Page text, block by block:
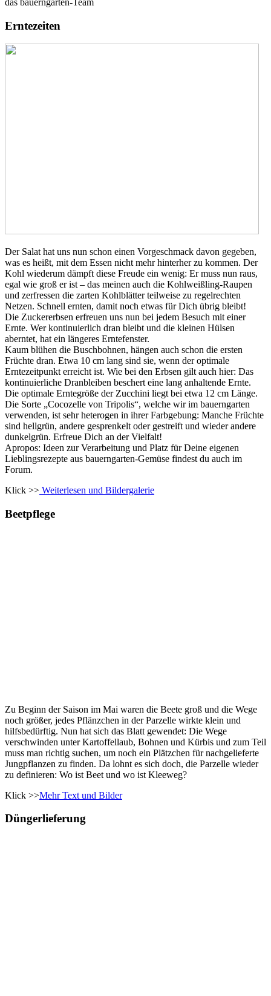
Erntezeiten
Der Salat hat uns nun schon einen Vorgeschmack davon gegeben,
was es heißt, mit dem Essen nicht mehr hinterher zu kommen. Der
Kohl wiederum dämpft diese Freude ein wenig: Er muss nun raus,
egal wie groß er ist – das meinen auch die Kohlweißling-Raupen
und zerfressen die zarten Kohlblätter teilweise zu regelrechten
Netzen. Schnell ernten, damit noch etwas für Dich übrig bleibt!
Die Zuckererbsen erfreuen uns nun bei jedem Besuch mit einer
Ernte. Wer kontinuierlich dran bleibt und die kleinen Hülsen
aberntet, hat ein längeres Erntefenster.
Kaum blühen die Buschbohnen, hängen auch schon die ersten
Früchte dran. Etwa 10 cm lang sind sie, wenn der optimale
Erntezeitpunkt erreicht ist. Wie bei den Erbsen gilt auch hier: Das
kontinuierliche Dranbleiben beschert eine lang anhaltende Ernte.
Die optimale Erntegröße der Zucchini liegt bei etwa 12 cm Länge.
Die Sorte „Cocozelle von Tripolis“, welche wir im bauerngarten
verwenden, ist sehr heterogen in ihrer Farbgebung: Manche Früchte
sind hellgrün, andere gesprenkelt oder gestreift und wieder andere
dunkelgrün. Erfreue Dich an der Vielfalt!
Apropos: Ideen zur Verarbeitung und Platz für Deine eigenen
Lieblingsrezepte aus bauerngarten-Gemüse findest du auch im
Forum.
Klick >> Weiterlesen und Bildergalerie
Beetpflege
Zu Beginn der Saison im Mai waren die Beete groß und die Wege
noch größer, jedes Pflänzchen in der Parzelle wirkte klein und
hilfsbedürftig. Nun hat sich das Blatt gewendet: Die Wege
verschwinden unter Kartoffellaub, Bohnen und Kürbis und zum Teil
muss man richtig suchen, um noch ein Plätzchen für nachgelieferte
Jungpflanzen zu finden. Da lohnt es sich doch, die Parzelle wieder
zu definieren: Wo ist Beet und wo ist Kleeweg?
Klick >>Mehr Text und Bilder
Düngerlieferung